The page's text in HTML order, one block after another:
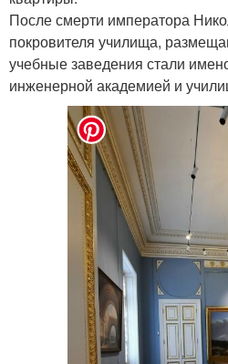
После смерти императора
покровителя училища,
учебные заведения стали
инженерной академией и